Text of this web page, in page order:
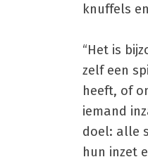
knuffels
“Het is
zelf een
heeft, of
iemand
doel: alle
hun inzet